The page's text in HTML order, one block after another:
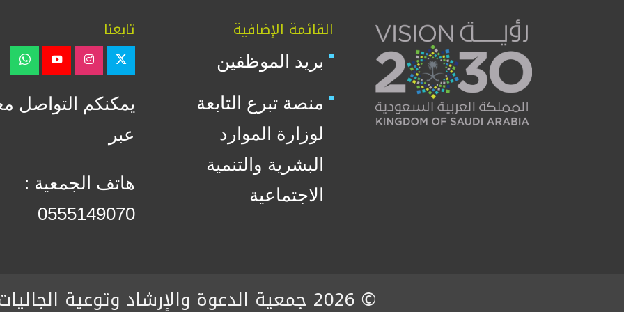
القائمة الإضافية
بريد الموظفين
منصة تبرع التابعة
لوزارة الموارد
البشرية والتنمية
الاجتماعية
تابعنا
يمكنكم التواصل
عبر
هاتف الجمعية :
0555149070
© 2026 جمعية الدعوة والإرشاد وتوعية